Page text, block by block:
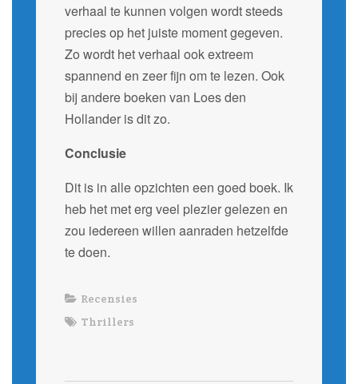
verhaal te kunnen volgen wordt steeds
precies op het juiste moment gegeven.
Zo wordt het verhaal ook extreem
spannend en zeer fijn om te lezen. Ook
bij andere boeken van Loes den
Hollander is dit zo.
Conclusie
Dit is in alle opzichten een goed boek. Ik
heb het met erg veel plezier gelezen en
zou iedereen willen aanraden hetzelfde
te doen.
Recensies
Thrillers